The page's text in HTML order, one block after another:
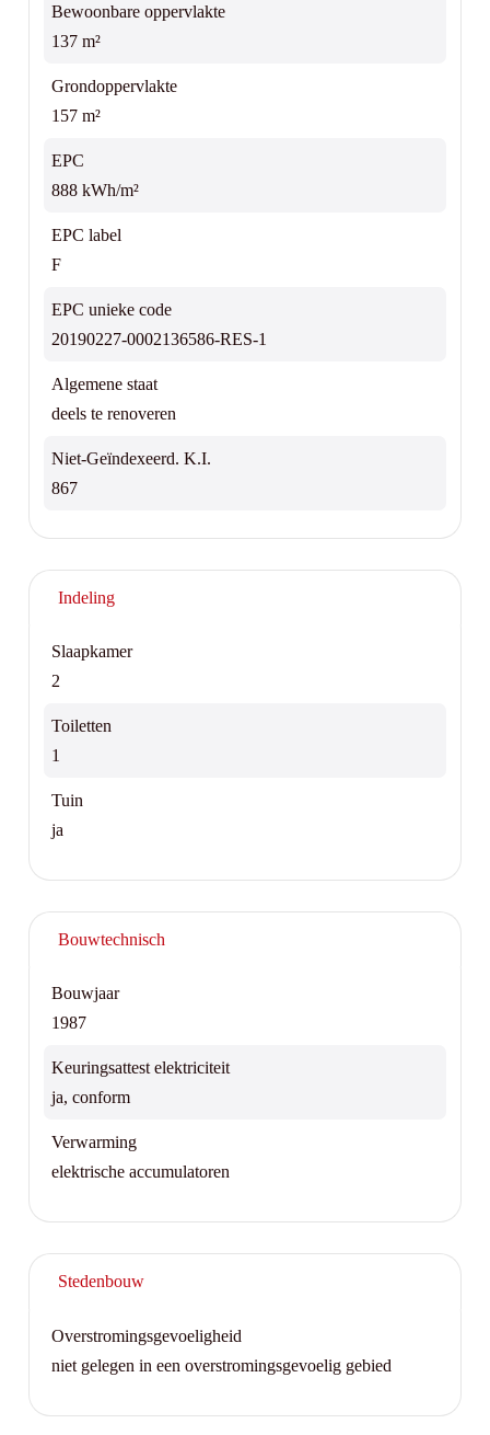
Bewoonbare oppervlakte
137 m²
Grondoppervlakte
157 m²
EPC
888 kWh/m²
EPC label
F
EPC unieke code
20190227-0002136586-RES-1
Algemene staat
deels te renoveren
Niet-Geïndexeerd. K.I.
867
Indeling
Slaapkamer
2
Toiletten
1
Tuin
ja
Bouwtechnisch
Bouwjaar
1987
Keuringsattest elektriciteit
ja, conform
Verwarming
elektrische accumulatoren
Stedenbouw
Overstromingsgevoeligheid
niet gelegen in een overstromingsgevoelig gebied